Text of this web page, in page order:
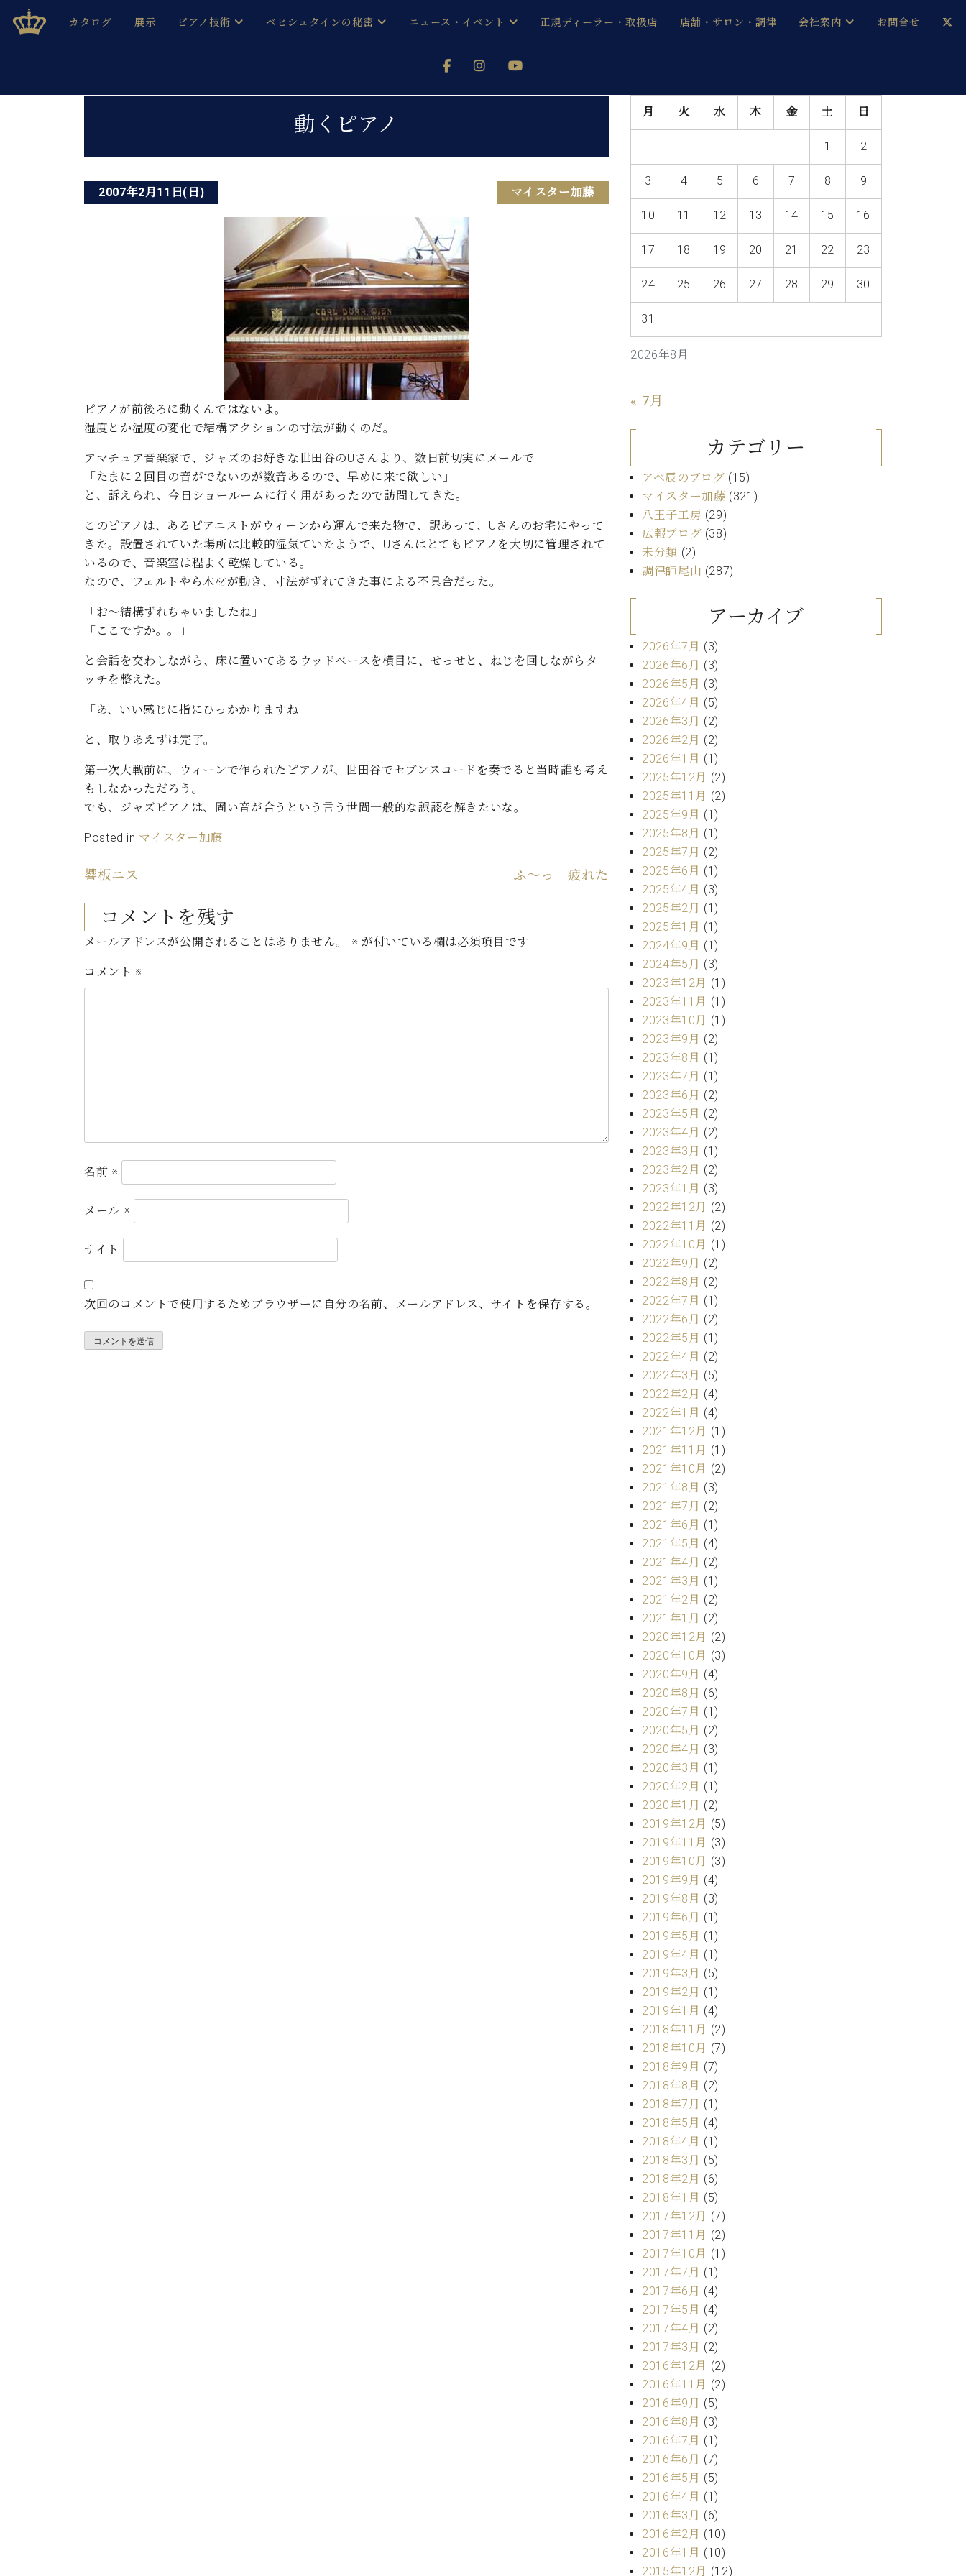
ベヒシュタインジャパン公式サイト
BECHSTEIN JAPAN Official Site
カタログ
C.ベヒシュタイン コンサート/C.ベヒシュタイン レジデンス
C.ベヒシュタイン コンサート
C.ベヒシュタイン コンサート
アップライトピアノ
W.ホフマン プロフェッショナル
W.ホフマン トラディション
W.ホフマン ヴィジョン
C.BECHSTEIN Digital(ベヒシュタイン デジタル)
展示 ピアノ技術
み
ピアノ製造番号
ベヒシュタインの秘密
ブランドヒストリー
ベヒシュタインを弾く前に
ベヒシュタイン・シューレ
納入実績 ホール・スタジオ
納入実績 音楽教室
ニュース・イベント
メルマガ会員登録ご案内
(お知らせ・メディア情報)
キャンペーン
コンサート
レッスンイベント
代理店主催イベント
コンクール
正規ディーラー・取扱店 店舗・サロン・調律
ベヒシュタイン・シューレ音楽教室
ベヒシュタイン・セントラム 東京 本社：八王子・技術営業センター
アーティストカスタマーサービス(調律)
アフターサービス(調律)
お問い合わせ
尾山調律師のブログ Die Musikgasse（音楽の小道）
会社案内
採用情報
ベヒシュタイン・サロン会員
ベヒシュタイン・ジャパンブログ
お問合せ
動くピアノ
2007年2月11日(日) マイスター加藤
ピアノが前後ろに動くんではないよ。
湿度とか温度の変化で結構アクションの寸法が動くのだ。
アマチュア音楽家で、ジャズのお好きな世田谷のUさんより、数日前切実にメールで
「たまに２回目の音がでないのが数音あるので、早めに来て欲しい」
と、訴えられ、今日ショールームに行く用があったので訪問してきた。
このピアノは、あるピアニストがウィーンから運んで来た物で、訳あって、Uさんのお宅にやって
きた。設置されていた場所は比較的湿気ていたようで、Uさんはとてもピアノを大切に管理されて
いるので、音楽室は程よく乾燥している。
なので、フェルトやら木材が動き、寸法がずれてきた事による不具合だった。
「お～結構ずれちゃいましたね」
「ここですか。。」
と会話を交わしながら、床に置いてあるウッドベースを横目に、せっせと、ねじを回しながらタ
ッチを整えた。
「あ、いい感じに指にひっかかりますね」
と、取りあえずは完了。
第一次大戦前に、ウィーンで作られたピアノが、世田谷でセブンスコードを奏でると当時誰も考え
もしなかっただろう。
でも、ジャズピアノは、固い音が合うという言う世間一般的な誤認を解きたいな。
Posted in マイスター加藤
ナ
ビ
響板ニス ふ〜っ 疲れた
コメントを残す
メールアドレスが公開されることはありません。 ※ が付いている欄は必須項目です
コメント ※
名前 ※
メール ※
サイト
次回のコメントで使用するためブラウザーに自分の名前、メールアドレス、サイトを保存する。
2026年8月
月 火 水 木 金 土 日
1 2
3 4 5 6 7 8 9
10 11 12 13 14 15 16
17 18 19 20 21 22 23
24 25 26 27 28 29 30
31
« 7月
カテゴリー
アベ辰のブログ (15)
マイスター加藤 (321)
八王子工房 (29)
広報ブログ (38)
未分類 (2)
調律師尾山 (287)
アーカイブ
2026年7月 (3)
2026年6月 (3)
2026年5月 (3)
2026年4月 (5)
2026年3月 (2)
2026年2月 (2)
2026年1月 (1)
2025年12月 (2)
2025年11月 (2)
2025年9月 (1)
2025年8月 (1)
2025年7月 (2)
2025年6月 (1)
2025年4月 (3)
2025年2月 (1)
2025年1月 (1)
2024年9月 (1)
2024年5月 (3)
2023年12月 (1)
2023年11月 (1)
2023年10月 (1)
2023年9月 (2)
2023年8月 (1)
2023年7月 (1)
2023年6月 (2)
2023年5月 (2)
2023年4月 (2)
2023年3月 (1)
2023年2月 (2)
2023年1月 (3)
2022年12月 (2)
2022年11月 (2)
2022年10月 (1)
2022年9月 (2)
2022年8月 (2)
2022年7月 (1)
2022年6月 (2)
2022年5月 (1)
2022年4月 (2)
2022年3月 (5)
2022年2月 (4)
2022年1月 (4)
2021年12月 (1)
2021年11月 (1)
2021年10月 (2)
2021年8月 (3)
2021年7月 (2)
2021年6月 (1)
2021年5月 (4)
2021年4月 (2)
2021年3月 (1)
2021年2月 (2)
2021年1月 (2)
2020年12月 (2)
2020年10月 (3)
2020年9月 (4)
2020年8月 (6)
2020年7月 (1)
2020年5月 (2)
2020年4月 (3)
2020年3月 (1)
2020年2月 (1)
2020年1月 (2)
2019年12月 (5)
2019年11月 (3)
2019年10月 (3)
2019年9月 (4)
2019年8月 (3)
2019年6月 (1)
2019年5月 (1)
2019年4月 (1)
2019年3月 (5)
2019年2月 (1)
2019年1月 (4)
2018年11月 (2)
2018年10月 (7)
2018年9月 (7)
2018年8月 (2)
2018年7月 (1)
2018年5月 (4)
2018年4月 (1)
2018年3月 (5)
2018年2月 (6)
2018年1月 (5)
2017年12月 (7)
2017年11月 (2)
2017年10月 (1)
2017年7月 (1)
2017年6月 (4)
2017年5月 (4)
2017年4月 (2)
2017年3月 (2)
2016年12月 (2)
2016年11月 (2)
2016年9月 (5)
2016年8月 (3)
2016年7月 (1)
2016年6月 (7)
2016年5月 (5)
2016年4月 (1)
2016年3月 (6)
2016年2月 (10)
2016年1月 (10)
2015年12月 (12)